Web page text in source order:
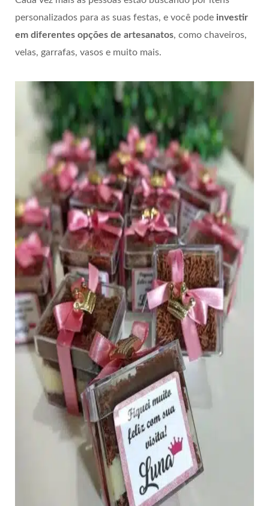
personalizados para as suas festas, e você pode investir
em diferentes opções de artesanatos, como chaveiros,
velas, garrafas, vasos e muito mais.